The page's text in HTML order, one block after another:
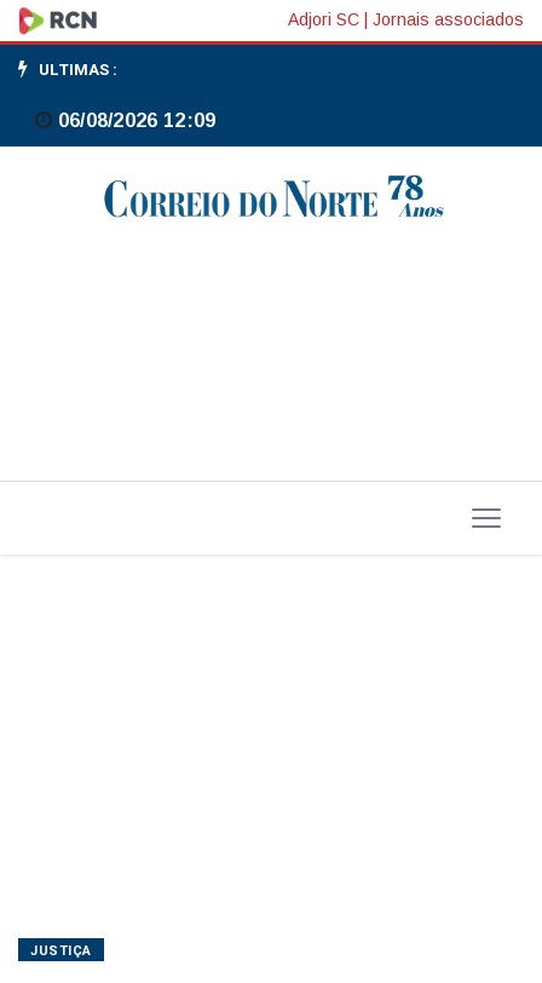
AGU
vai
investigar
apagões
do
Adjori SC Jornais associados
ULTIMAS :
06/08/2026 12:09
JUSTIÇA